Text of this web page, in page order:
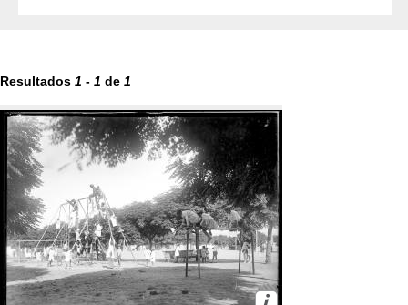
Resultados 1 - 1 de 1